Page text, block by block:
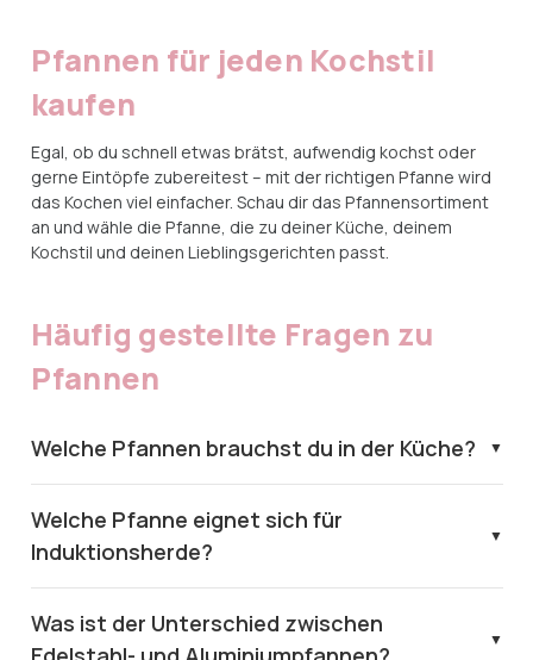
Pfannen für jeden Kochstil
kaufen
Egal, ob du schnell etwas brätst, aufwendig kochst oder
gerne Eintöpfe zubereitest – mit der richtigen Pfanne wird
das Kochen viel einfacher. Schau dir das Pfannensortiment
an und wähle die Pfanne, die zu deiner Küche, deinem
Kochstil und deinen Lieblingsgerichten passt.
Häufig gestellte Fragen zu
Pfannen
Welche Pfannen brauchst du in der Küche?
Welche Pfanne eignet sich für
Induktionsherde?
Was ist der Unterschied zwischen